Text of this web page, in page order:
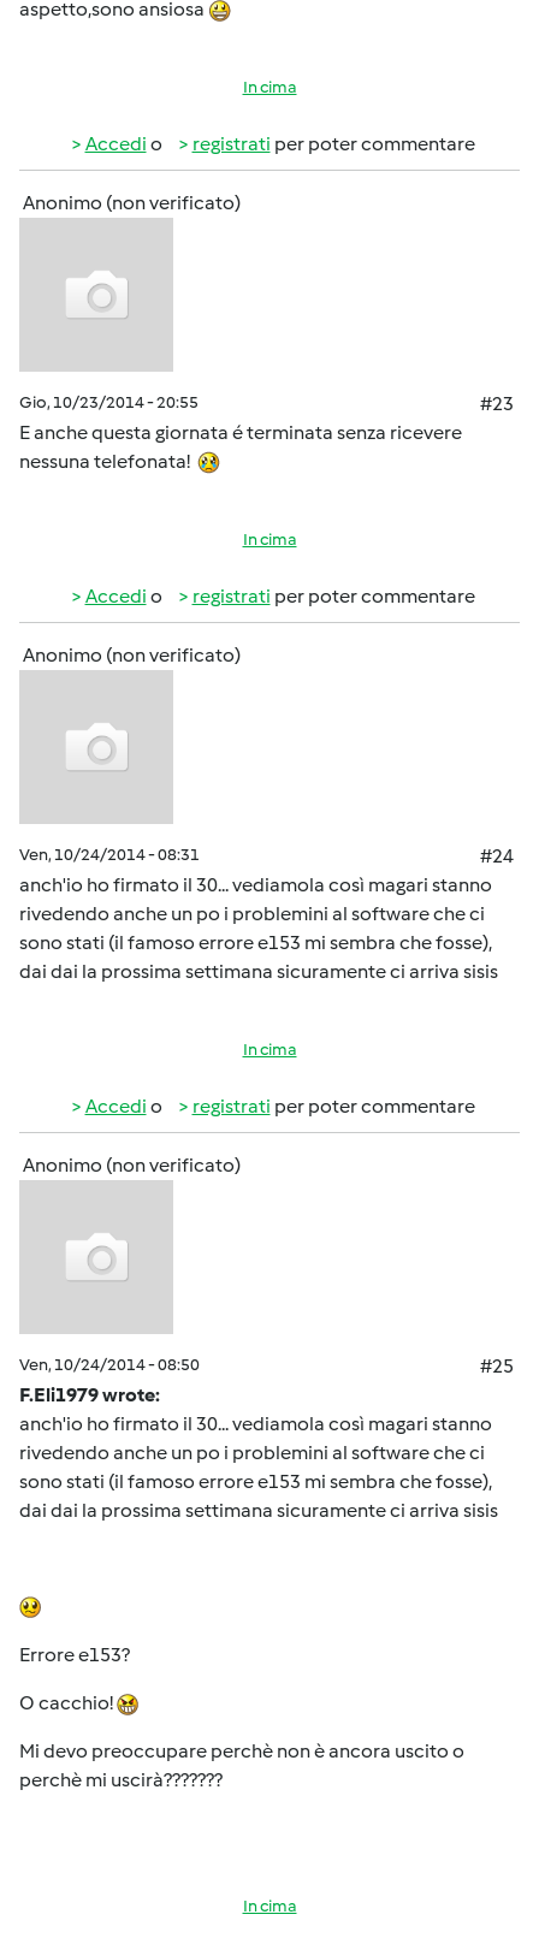
aspetto,sono ansiosa
In cima
Accedi o registrati per poter commentare
Anonimo (non verificato)
Gio, 10/23/2014 - 20:55
#23
E anche questa giornata é terminata senza ricevere
nessuna telefonata!
In cima
Accedi o registrati per poter commentare
Anonimo (non verificato)
Ven, 10/24/2014 - 08:31
#24
anch'io ho firmato il 30... vediamola così magari stanno
rivedendo anche un po i problemini al software che ci
sono stati (il famoso errore e153 mi sembra che fosse),
dai dai la prossima settimana sicuramente ci arriva sisis
In cima
Accedi o registrati per poter commentare
Anonimo (non verificato)
Ven, 10/24/2014 - 08:50
#25
F.Eli1979 wrote:
anch'io ho firmato il 30... vediamola così magari stanno
rivedendo anche un po i problemini al software che ci
sono stati (il famoso errore e153 mi sembra che fosse),
dai dai la prossima settimana sicuramente ci arriva sisis
Errore e153?
O cacchio!
Mi devo preoccupare perchè non è ancora uscito o
perchè mi uscirà???????
In cima